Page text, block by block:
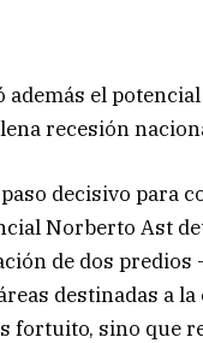
el
recesión
decisivo para
Norberto Ast
de dos
destinadas a
fortuito, sino que